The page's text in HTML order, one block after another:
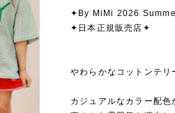
✦By MiMi 2026
✦日本正規販売店✦
やわらかなコットンテリ
カジュアルなカラー配